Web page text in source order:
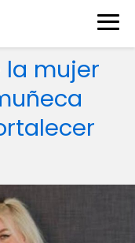
la mujer